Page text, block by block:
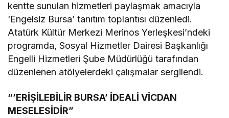
kentte sunulan hizmetleri paylaşmak amacıyla
‘Engelsiz Bursa’ tanıtım toplantısı düzenledi.
Atatürk Kültür Merkezi Merinos Yerleşkesi’ndeki
programda, Sosyal Hizmetler Dairesi Başkanlığı
Engelli Hizmetleri Şube Müdürlüğü tarafından
düzenlenen atölyelerdeki çalışmalar sergilendi.
“’ERİŞİLEBİLİR BURSA’ İDEALİ VİCDAN
MESELESİDİR”